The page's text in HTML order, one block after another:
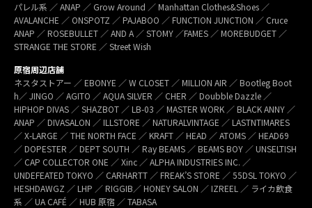
パレル系 ／ ANAP ／ Grow Around ／ Manhattan Clothes&Shoes ／
AVALANCHE ／ ONSPOTZ ／ PAJABOO ／ FUNCTION JUNCTION ／ Cruce
ANAP ／ ROSEBULLET ／ AND A ／ STOMY ／FAMES ／ MOREBUDGET ／
STRANGE THE STORE ／ Street Wish
原宿周辺店舗
ネスタストアー ／ EBONYE ／ W CLOSET ／ MILLION AIR ／ Bootleg Boot
h／ JINGO ／ AGITO ／ AQUA SILVER ／ CHER ／ Doubble Dazzle ／
HIPHOP DIVAS ／ SHAZBOT ／ LB-03 ／ MASTER WORK ／ BLACK ANNY ／
ANAP ／ DIVASALON ／ ILLSTORE ／ NATURALVINTAGE ／ LASTNTIMARES
／ X-LARGE ／ THE NORTH FACE ／ KRAFT ／ HEAD ／ ATOMS ／ HEAD69
／ DOPESTER ／ DEPT SOUTH ／ Ray BEAMS ／ BEAMS BOY ／ UNSELTISH
／ CAP COLLECTOR ONE ／ Xinc ／ ALPHA INDUSTRIES INC. ／
UNDEFEATED TOKYO ／ CARHARTT ／ FREAK’S STORE ／ 55DSL TOKYO ／
HESHDAWGZ ／ LHP ／ RIGGIB／ HONEY SALON ／ IZREEL ／ ライカ飲食
系 ／ UA CAFÉ ／ HUB 原宿 ／ TABASA